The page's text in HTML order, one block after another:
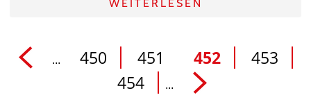
WEITERLESEN
... 450 451 452
453
454
...